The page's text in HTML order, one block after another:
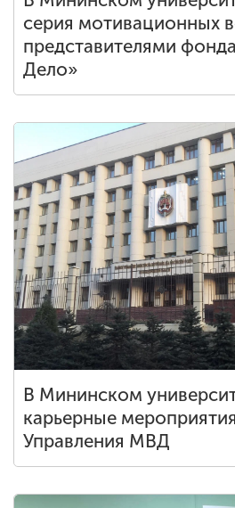
серия мотивационных
представителями
Дело»
В Мининском
карьерные
Управления МВД